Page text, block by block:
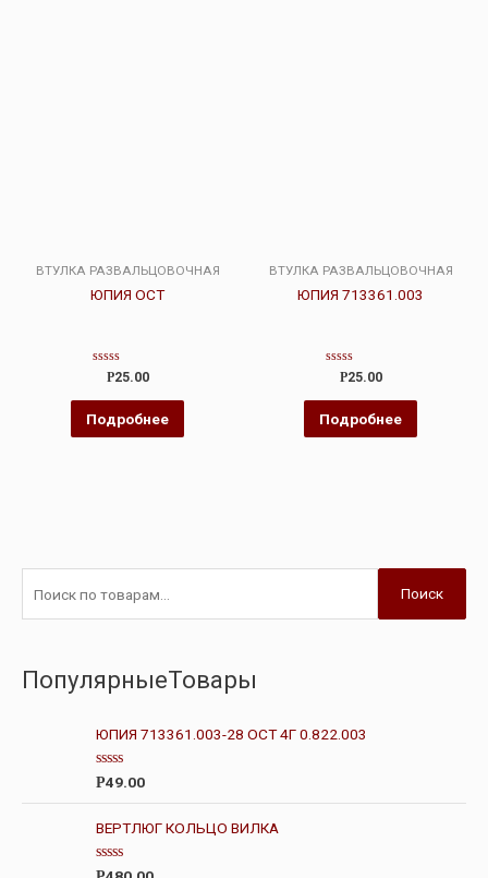
ВТУЛКА РАЗВАЛЬЦОВОЧНАЯ
ЮПИЯ ОСТ
Оценка
из
Р25.00
Подробнее
ВТУЛКА РАЗВАЛЬЦОВОЧНАЯ
ЮПИЯ 713361.003
Оценка
из
Р25.00
Подробнее
Поиск
ПопулярныеТовары
ЮПИЯ 713361.003-28 ОСТ 4Г 0.822.003
О
е
н
к
а
Р49.00
ВЕРТЛЮГ КОЛЬЦО ВИЛКА
О